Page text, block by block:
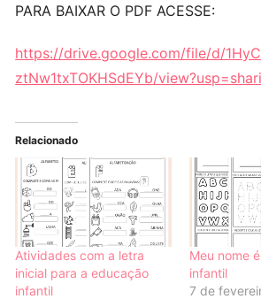
PARA BAIXAR O PDF ACESSE:
https://drive.google.com/file/d/
ztNw1txTOKHSdEYb/
Relacionado
Atividades com a letra
inicial para a educação
infantil
Meu nome
infantil
7 de